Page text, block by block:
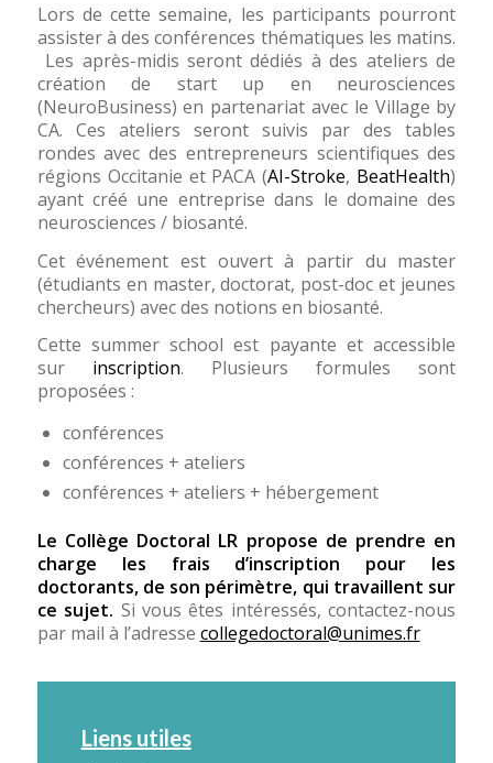
Lors de cette semaine, les participants pourront
assister à des conférences thématiques les matins.
Les après-midis seront dédiés à des ateliers de
création de start up en neurosciences
(NeuroBusiness) en partenariat avec le Village by
CA. Ces ateliers seront suivis par des tables
rondes avec des entrepreneurs scientifiques des
régions Occitanie et PACA (AI-Stroke, BeatHealth)
ayant créé une entreprise dans le domaine des
neurosciences / biosanté.
Cet événement est ouvert à partir du master
(étudiants en master, doctorat, post-doc et jeunes
chercheurs) avec des notions en biosanté.
Cette summer school est payante et accessible
sur inscription. Plusieurs formules sont
proposées :
conférences
conférences + ateliers
conférences + ateliers + hébergement
Le Collège Doctoral LR propose de prendre en
charge les frais d’inscription pour les
doctorants, de son périmètre, qui travaillent sur
ce sujet. Si vous êtes intéressés, contactez-nous
par mail à l’adresse collegedoctoral@unimes.fr
Liens utiles